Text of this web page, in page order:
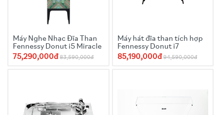
Máy Nghe Nhạc Đĩa Than
Fennessy Donut i5 Miracle
75,290,000đ 83,590,000đ
Máy hát đĩa than tích hợp
Fennessy Donut i7
85,190,000đ 94,590,000đ